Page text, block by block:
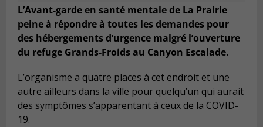
L’Avant-garde en santé mentale de La Prairie
peine à répondre à toutes les demandes pour
des hébergements d’urgence malgré l’ouverture
du refuge Grands-Froids au Canyon Escalade.
L’organisme a quatre places à cet endroit et une
autre ailleurs dans la ville pour quelqu’un qui aurait
des symptômes s’apparentant à ceux de la COVID-
19.